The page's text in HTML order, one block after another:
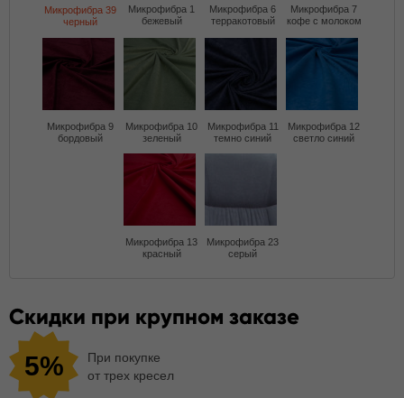
Микрофибра 39
черный
Микрофибра 1
бежевый
Микрофибра 6
терракотовый
Микрофибра 7
кофе с молоком
Микрофибра 9
бордовый
Микрофибра 10
зеленый
Микрофибра 11
темно синий
Микрофибра 12
светло синий
Микрофибра 13
красный
Микрофибра 23
серый
Скидки при крупном заказе
5%
При покупке
от трех кресел